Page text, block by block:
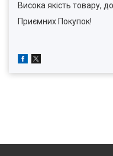
Висока якість товару,
Приємних Покупок!